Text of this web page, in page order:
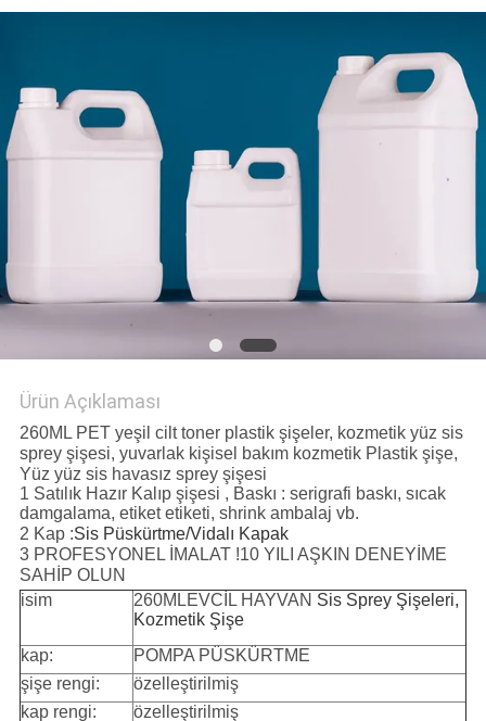
Ürün Açıklaması
260ML PET yeşil cilt toner plastik şişeler, kozmetik yüz sis
sprey şişesi, yuvarlak kişisel bakım kozmetik Plastik şişe,
Yüz yüz sis havasız sprey şişesi
1 Satılık Hazır Kalıp şişesi , Baskı : serigrafi baskı, sıcak
damgalama, etiket etiketi, shrink ambalaj vb.
2 Kap :Sis Püskürtme/Vidalı Kapak
3 PROFESYONEL İMALAT !10 YILI AŞKIN DENEYİME
SAHİP OLUN
isim
260MLEVCİL HAYVAN Sis Sprey Şişeleri,
Kozmetik Şişe
kap:
POMPA PÜSKÜRTME
şişe rengi:
özelleştirilmiş
kap rengi:
özelleştirilmiş